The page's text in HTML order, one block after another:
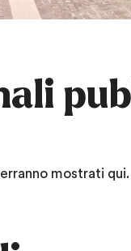
mostrati qui.